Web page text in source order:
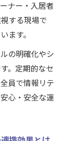
ナー・入居者
する現場で
ます。
の明確化やシ
。定期的なセ
員で情報リテ
心・安全な運